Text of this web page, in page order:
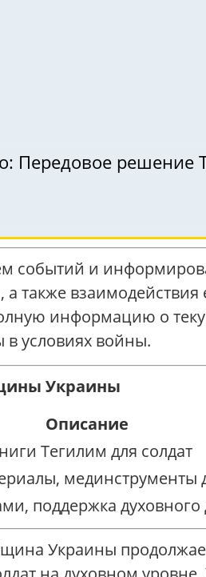
Передовое решение
событий и
также
информацию о
условиях войны.
Украины
Описание
Тегилим для солдат
мединструменты
поддержка
Украины